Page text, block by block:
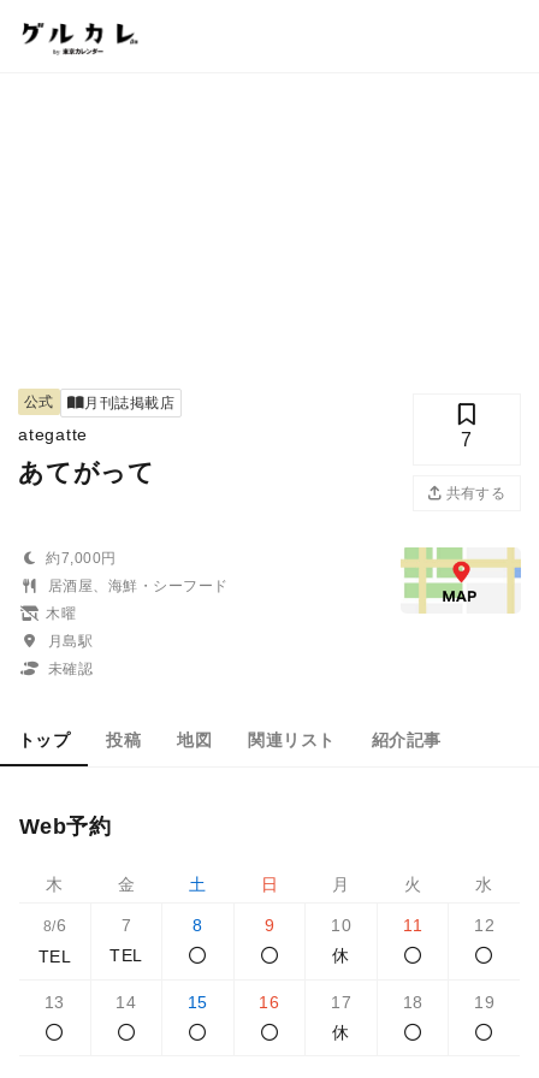
公式 月刊誌掲載店
ategatte
あてがって
7
共有する
約7,000円
居酒屋、海鮮・シーフード
木曜
月島駅
未確認
トップ 投稿 地図 関連リスト 紹介記事
Web予約
木 金 土 日 月 火 水
8/6
TEL
7
TEL
8 9
10
休
11 12
13 14 15 16
17
休
18 19